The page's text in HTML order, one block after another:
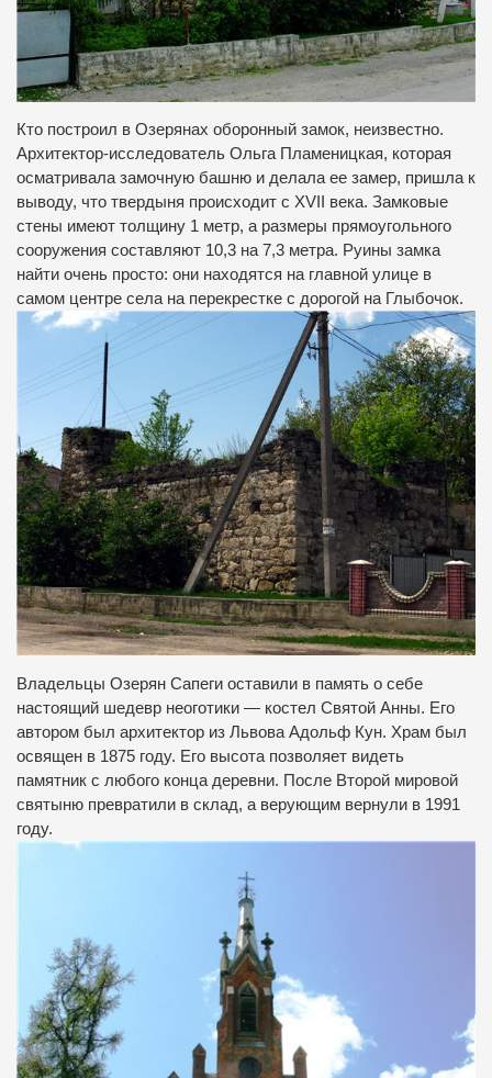
Кто построил в Озерянах оборонный замок, неизвестно.
Архитектор-исследователь Ольга Пламеницкая, которая
осматривала замочную башню и делала ее замер, пришла к
выводу, что твердыня происходит с XVII века. Замковые
стены имеют толщину 1 метр, а размеры прямоугольного
сооружения составляют 10,3 на 7,3 метра. Руины замка
найти очень просто: они находятся на главной улице в
самом центре села на перекрестке с дорогой на Глыбочок.
Владельцы Озерян Сапеги оставили в память о себе
настоящий шедевр неоготики — костел Святой Анны. Его
автором был архитектор из Львова Адольф Кун. Храм был
освящен в 1875 году. Его высота позволяет видеть
памятник с любого конца деревни. После Второй мировой
святыню превратили в склад, а верующим вернули в 1991
году.